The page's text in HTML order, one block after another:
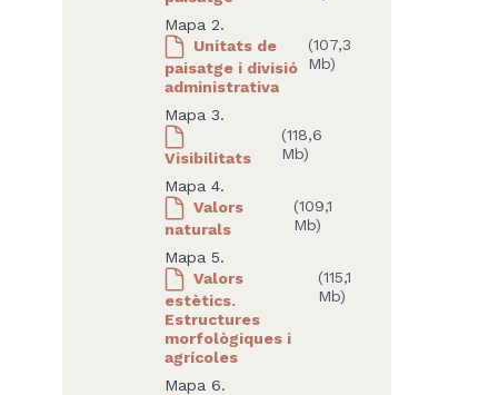
Mapa 2.
Unitats de
paisatge i divisió
administrativa
(107,3
Mb)
Mapa 3.
Visibilitats
(118,6
Mb)
Mapa 4.
Valors
naturals
(109,1
Mb)
Mapa 5.
Valors
estètics.
Estructures
morfològiques i
agrícoles
(115,1
Mb)
Mapa 6.